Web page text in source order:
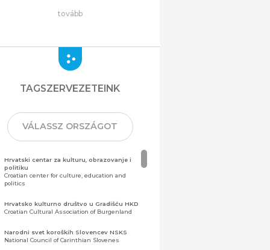
tovább
TAGSZERVEZETEINK
VÁLASSZ ORSZÁGOT
Hrvatski centar za kulturu, obrazovanje i
politiku
Croatian center for culture, education and
politics
Hrvatsko kulturno društvo u Gradišću HKD
Croatian Cultural Association of Burgenland
Narodni svet koroških Slovencev NSKS
National Council of Carinthian Slovenes